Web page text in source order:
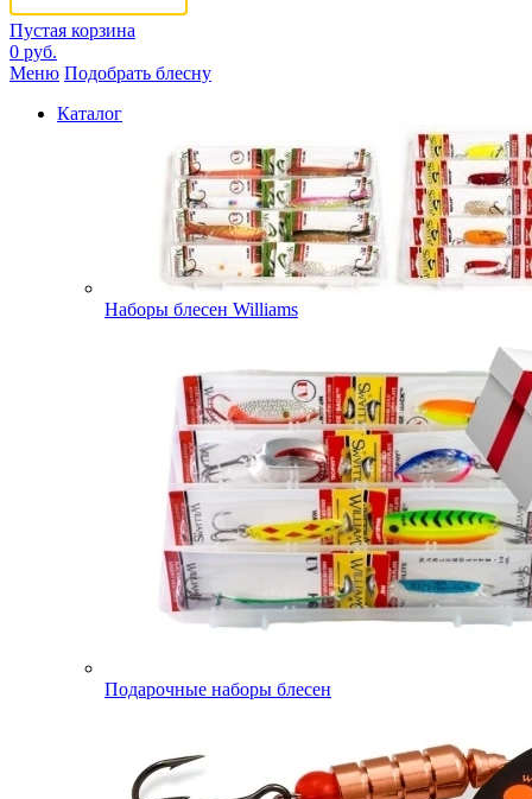
Пустая корзина
0 руб.
Меню Подобрать блесну
Каталог
Наборы блесен Williams
Подарочные наборы блесен